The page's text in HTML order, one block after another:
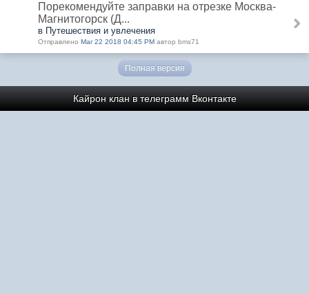
Порекомендуйте заправки на отрезке Москва-
Магнитогорск (Д...
в Путешествия и увлечения
Отправлено Mar 22 2018 04:45 PM автор bms71
Полная версия
Кайрон клан в телеграмм Вконтакте